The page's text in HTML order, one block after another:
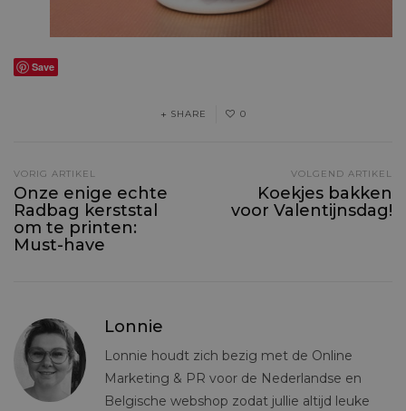
Save
SHARE 0
VORIG ARTIKEL
Onze enige echte
Radbag kerststal
om te printen:
Must-have
VOLGEND ARTIKEL
Koekjes bakken
voor Valentijnsdag!
Lonnie
Lonnie houdt zich bezig met de Online
Marketing & PR voor de Nederlandse en
Belgische webshop zodat jullie altijd leuke